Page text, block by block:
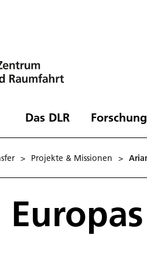
Das DLR
> Projekte & Missionen >